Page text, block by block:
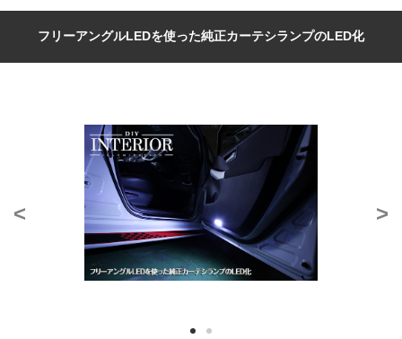
フリーアングルLEDを使った純正カーテシランプのLED化
< >